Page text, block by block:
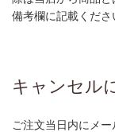
備考欄に記載くださ
キャンセル
ご注文当日内にメ